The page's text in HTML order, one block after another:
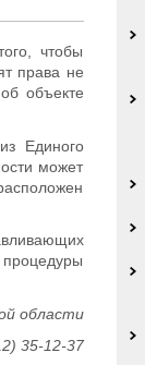
чтобы
права не
объекте
Единого
может
процедуры
области
35-12-37